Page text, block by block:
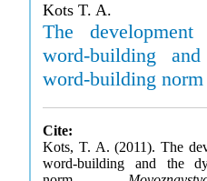
Kots T. A.
The
word-building
word-building norm
Cite:
Kots, T. A. (2011). The
word-building and the